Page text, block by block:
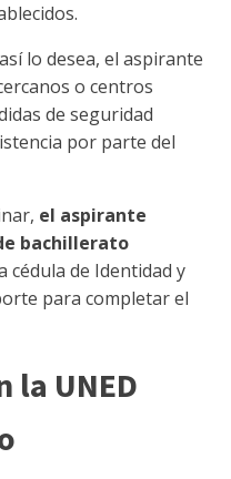
lo desea, el aspirante
o centros
de seguridad
por parte del
el aspirante
bachillerato
cédula de Identidad y
para completar el
la UNED